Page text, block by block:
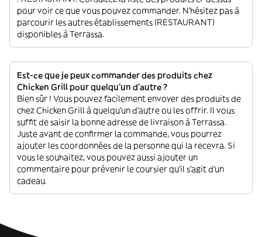
pour voir ce que vous pouvez commander. N'hésitez pas à
parcourir les autres établissements (RESTAURANT)
disponibles à Terrassa.
Est-ce que je peux commander des produits chez
Chicken Grill pour quelqu'un d'autre ?
Bien sûr ! Vous pouvez facilement envoyer des produits de
chez Chicken Grill à quelqu'un d'autre ou les offrir. Il vous
suffit de saisir la bonne adresse de livraison à Terrassa.
Juste avant de confirmer la commande, vous pourrez
ajouter les coordonnées de la personne qui la recevra. Si
vous le souhaitez, vous pouvez aussi ajouter un
commentaire pour prévenir le coursier qu'il s'agit d'un
cadeau.